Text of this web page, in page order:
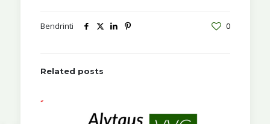
Bendrinti 0
Related posts